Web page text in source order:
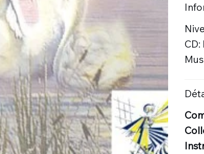
CD: